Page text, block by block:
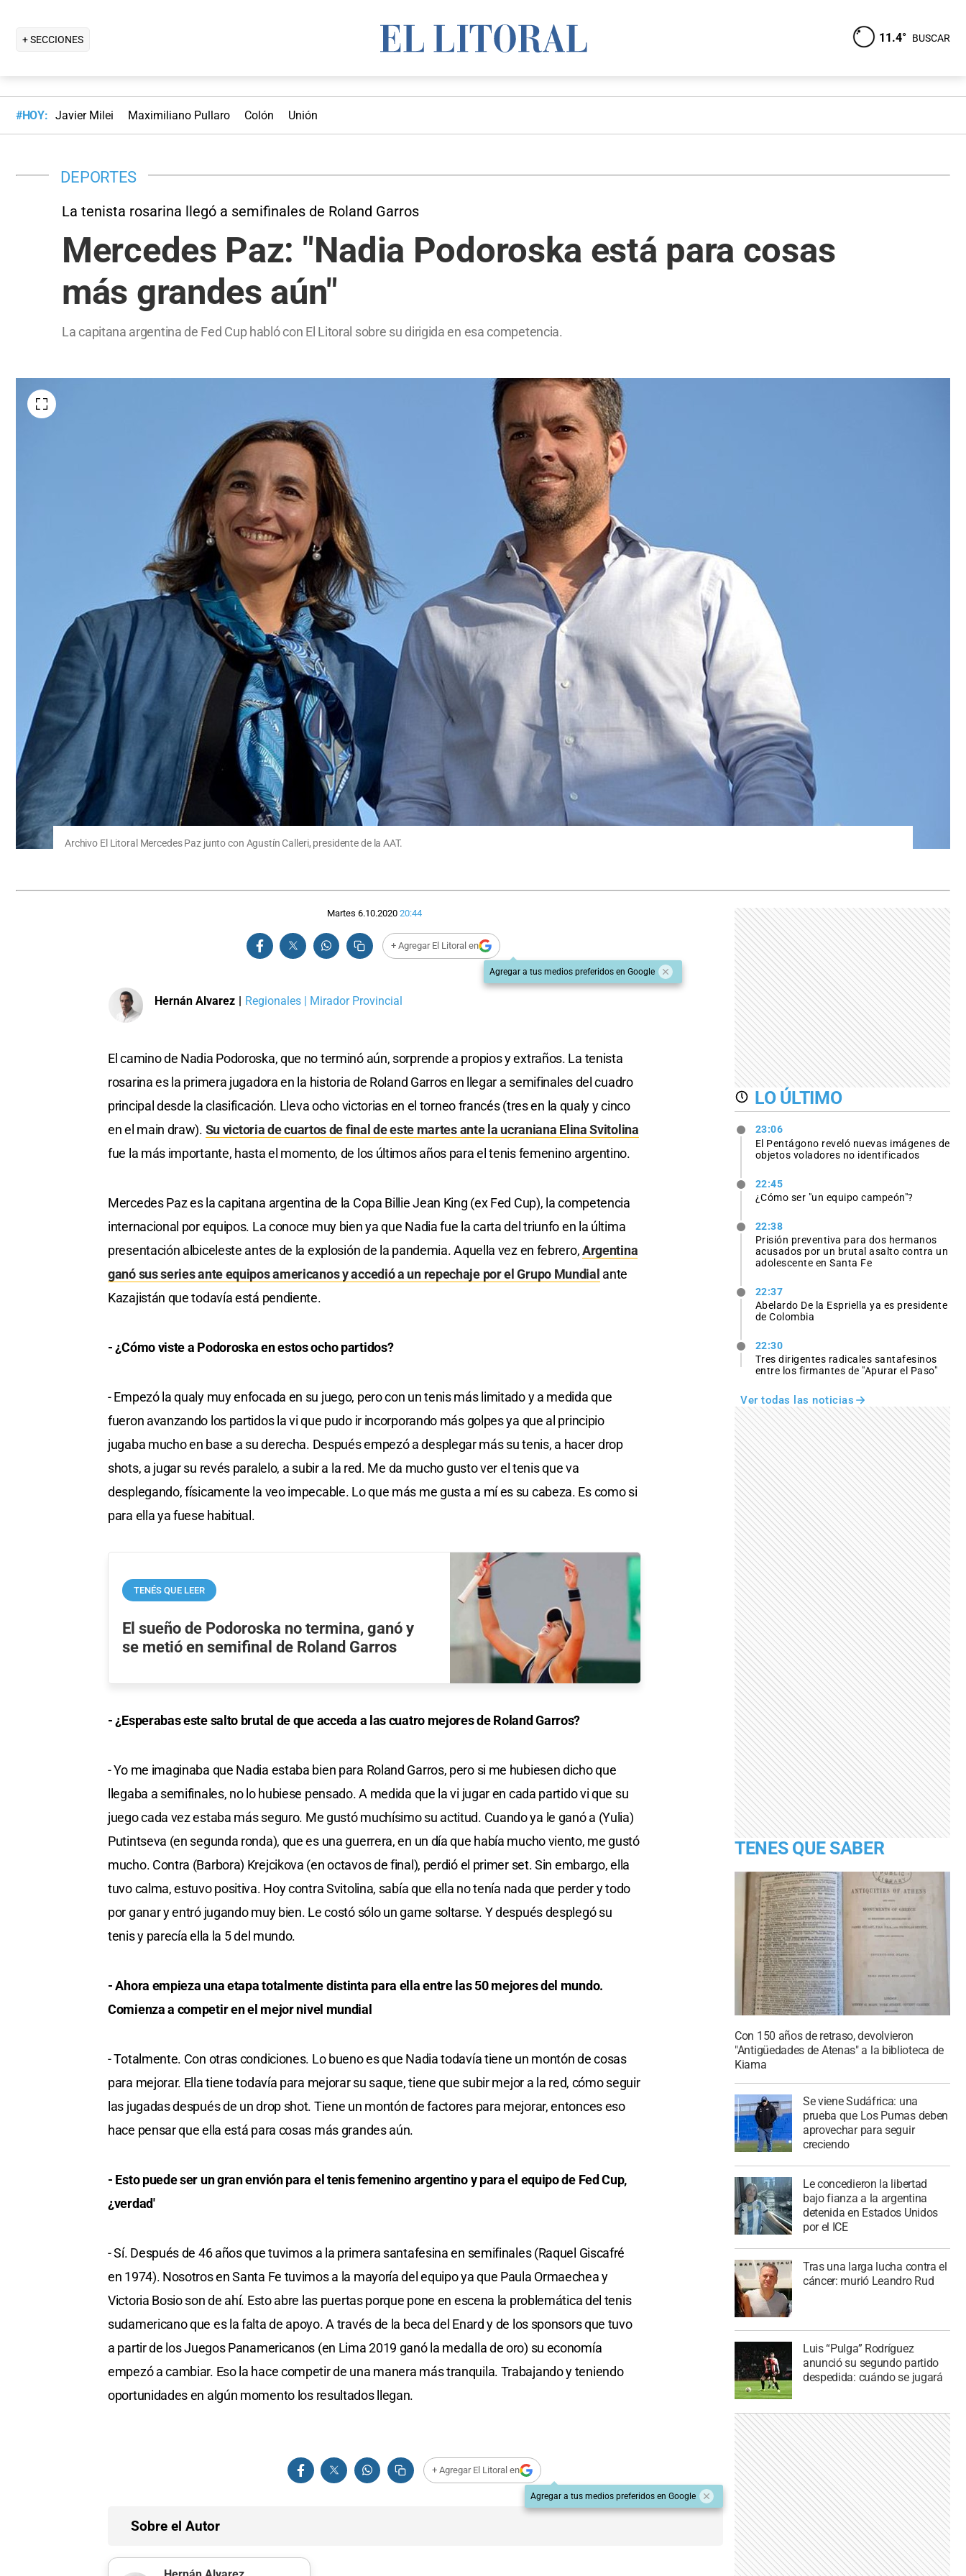
+ SECCIONES 11.4° BUSCAR
#HOY: Javier Milei Maximiliano Pullaro Colón Unión
DEPORTES
La tenista rosarina llegó a semifinales de Roland Garros
Mercedes Paz: "Nadia Podoroska está para cosas
más grandes aún"
La capitana argentina de Fed Cup habló con El Litoral sobre su dirigida en esa competencia.
Archivo El Litoral Mercedes Paz junto con Agustín Calleri, presidente de la AAT.
Martes 6.10.2020 20:44
+ Agregar El Litoral en
Agregar a tus medios preferidos en Google
Hernán Alvarez Regionales | Mirador Provincial
El camino de Nadia Podoroska, que no terminó aún, sorprende a propios y extraños. La tenista
rosarina es la primera jugadora en la historia de Roland Garros en llegar a semifinales del cuadro
principal desde la clasificación. Lleva ocho victorias en el torneo francés (tres en la qualy y cinco
en el main draw). Su victoria de cuartos de final de este martes ante la ucraniana Elina Svitolina
fue la más importante, hasta el momento, de los últimos años para el tenis femenino argentino.
Mercedes Paz es la capitana argentina de la Copa Billie Jean King (ex Fed Cup), la competencia
internacional por equipos. La conoce muy bien ya que Nadia fue la carta del triunfo en la última
presentación albiceleste antes de la explosión de la pandemia. Aquella vez en febrero,Argentina
ganó sus series ante equipos americanos y accedió a un repechaje por el Grupo Mundial ante
Kazajistán que todavía está pendiente.
- ¿Cómo viste a Podoroska en estos ocho partidos?
- Empezó la qualy muy enfocada en su juego, pero con un tenis más limitado y a medida que
fueron avanzando los partidos la vi que pudo ir incorporando más golpes ya que al principio
jugaba mucho en base a su derecha. Después empezó a desplegar más su tenis, a hacer drop
shots, a jugar su revés paralelo, a subir a la red. Me da mucho gusto ver el tenis que va
desplegando, físicamente la veo impecable. Lo que más me gusta a mí es su cabeza. Es como si
para ella ya fuese habitual.
TENÉS QUE LEER
El sueño de Podoroska no termina, ganó y
se metió en semifinal de Roland Garros
- ¿Esperabas este salto brutal de que acceda a las cuatro mejores de Roland Garros?
- Yo me imaginaba que Nadia estaba bien para Roland Garros, pero si me hubiesen dicho que
llegaba a semifinales, no lo hubiese pensado. A medida que la vi jugar en cada partido vi que su
juego cada vez estaba más seguro. Me gustó muchísimo su actitud. Cuando ya le ganó a (Yulia)
Putintseva (en segunda ronda), que es una guerrera, en un día que había mucho viento, me gustó
mucho. Contra (Barbora) Krejcikova (en octavos de final), perdió el primer set. Sin embargo, ella
tuvo calma, estuvo positiva. Hoy contra Svitolina, sabía que ella no tenía nada que perder y todo
por ganar y entró jugando muy bien. Le costó sólo un game soltarse. Y después desplegó su
tenis y parecía ella la 5 del mundo.
- Ahora empieza una etapa totalmente distinta para ella entre las 50 mejores del mundo.
Comienza a competir en el mejor nivel mundial
- Totalmente. Con otras condiciones. Lo bueno es que Nadia todavía tiene un montón de cosas
para mejorar. Ella tiene todavía para mejorar su saque, tiene que subir mejor a la red, cómo seguir
las jugadas después de un drop shot. Tiene un montón de factores para mejorar, entonces eso
hace pensar que ella está para cosas más grandes aún.
- Esto puede ser un gran envión para el tenis femenino argentino y para el equipo de Fed Cup,
¿verdad'
- Sí. Después de 46 años que tuvimos a la primera santafesina en semifinales (Raquel Giscafré
en 1974). Nosotros en Santa Fe tuvimos a la mayoría del equipo ya que Paula Ormaechea y
Victoria Bosio son de ahí. Esto abre las puertas porque pone en escena la problemática del tenis
sudamericano que es la falta de apoyo. A través de la beca del Enard y de los sponsors que tuvo
a partir de los Juegos Panamericanos (en Lima 2019 ganó la medalla de oro) su economía
empezó a cambiar. Eso la hace competir de una manera más tranquila. Trabajando y teniendo
oportunidades en algún momento los resultados llegan.
+ Agregar El Litoral en
Agregar a tus medios preferidos en Google
Sobre el Autor
LO ÚLTIMO
23:06
El Pentágono reveló nuevas imágenes de
objetos voladores no identificados
22:45
¿Cómo ser "un equipo campeón"?
22:38
Prisión preventiva para dos hermanos
acusados por un brutal asalto contra un
adolescente en Santa Fe
22:37
Abelardo De la Espriella ya es presidente
de Colombia
22:30
Tres dirigentes radicales santafesinos
entre los firmantes de "Apurar el Paso"
Ver todas las noticias
TENES QUE SABER
Con 150 años de retraso, devolvieron
"Antigüedades de Atenas" a la biblioteca de
Kiama
Se viene Sudáfrica: una
prueba que Los Pumas deben
aprovechar para seguir
creciendo
Le concedieron la libertad
bajo fianza a la argentina
detenida en Estados Unidos
por el ICE
Tras una larga lucha contra el
cáncer: murió Leandro Rud
Luis “Pulga” Rodríguez
anunció su segundo partido
despedida: cuándo se jugará